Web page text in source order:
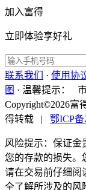
加入富得
立即体验享好礼
联系我们
· 使用协
图 · 温馨提示：
Copyright©2026富
得转载
| 鄂ICP备
风险提示：保证金
您的存款的损失。
请在交易前仔细阅
全了解所涉及的风